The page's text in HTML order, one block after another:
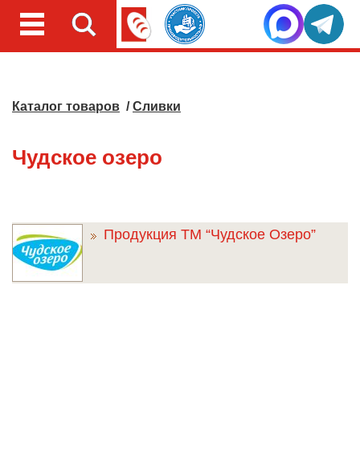
Каталог товаров /Сливки
Чудское озеро
Продукция ТМ “Чудское Озеро”